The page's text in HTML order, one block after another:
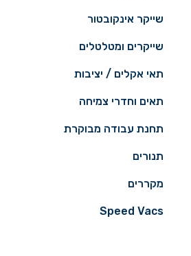
שייקר אינקובטור
שייקרים ומטלטלים
תאי אקלים / יציבות
תאים וחדרי צמיחה
תחנת עבודה מבוקרת
תנורים
מקררים
Speed ​​Vacs